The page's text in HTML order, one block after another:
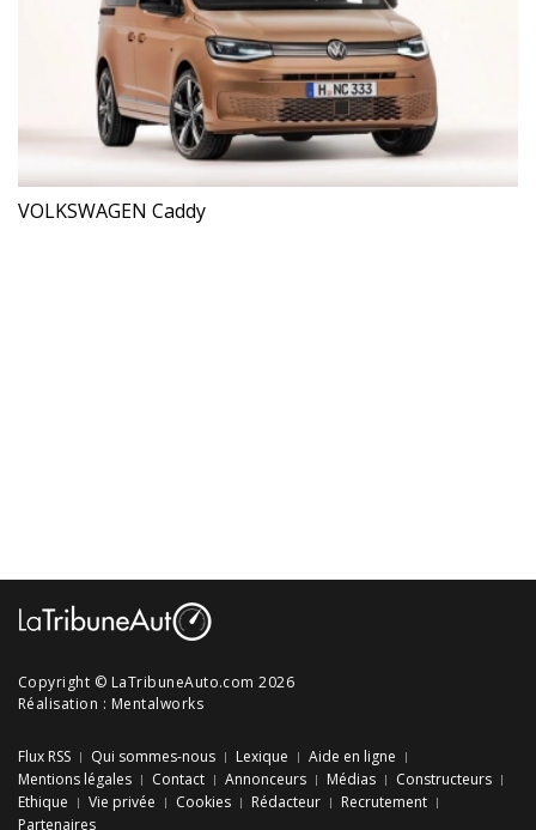
VOLKSWAGEN Caddy
Copyright © LaTribuneAuto.com 2026
Réalisation : Mentalworks
Flux RSS Qui sommes-nous Lexique
Aide en ligne
Mentions légales
Contact Annonceurs Médias
Constructeurs
Ethique
Vie privée Cookies Rédacteur
Recrutement
Partenaires